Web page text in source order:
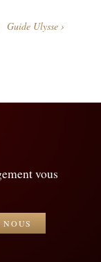
Guide Ulysse
vous